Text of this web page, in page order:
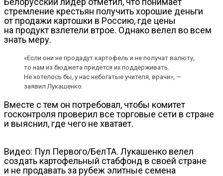
стремление крестьян получить хорошие деньги
от продажи картошки в Россию, где цены
на продукт взлетели втрое. Однако велел во всем
знать меру.
«Если они не продадут картофель и не получат валюту,
то нам из бюджета придется их поддерживать.
Не хотелось бы, у нас небогатые учителя, врачи», —
заявил Лукашенко.
Вместе с тем он потребовал, чтобы комитет
госконтроля проверил все торговые сети в стране
и выяснил, где чего не хватает.
Видео: Пул Первого/БелТА. Лукашенко велел
создать картофельный стабфонд в своей стране
и не продавать за рубеж элитные семена